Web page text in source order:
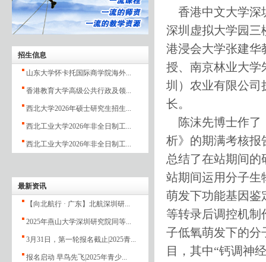
招生信息
山东大学怀卡托国际商学院海外...
香港教育大学高级公共行政及领...
西北大学2026年硕士研究生招生...
西北工业大学2026年非全日制工...
西北工业大学2026年非全日制工...
最新资讯
【向北航行 · 广东】北航深圳研...
2025年燕山大学深圳研究院同等...
3月31日，第一轮报名截止|2025青...
报名启动 早鸟先飞|2025年青少...
香港中文大学深
深圳虚拟大学园三
港浸会大学张建华
授、南京林业大学
圳）农业有限公司
长。
陈沫先博士作了
析》的期满考核报
总结了在站期间
站期间运用分子生
萌发下功能基因鉴
等转录后调控机制
子低氧萌发下的分
目，其中“钙调神